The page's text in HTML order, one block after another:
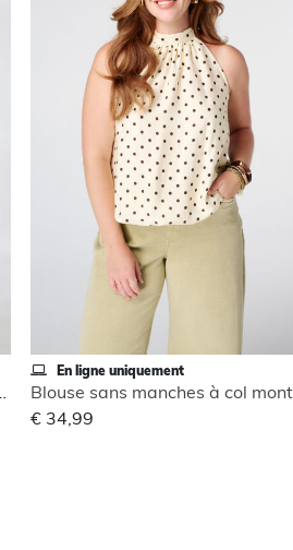
En ligne uniquement
€ 34,99